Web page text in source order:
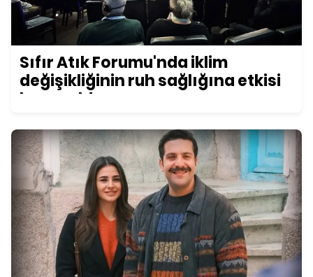
Sıfır Atık Forumu'nda iklim
değişikliğinin ruh sağlığına etkisi
konuşuldu